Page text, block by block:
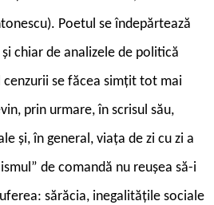
Poetul se îndepărtează
chiar de analizele de politică
se făcea simțit tot mai
prin urmare, în scrisul său,
și, în general, viața de zi cu zi a
de comandă nu reușea să-i
sărăcia, inegalitățile sociale